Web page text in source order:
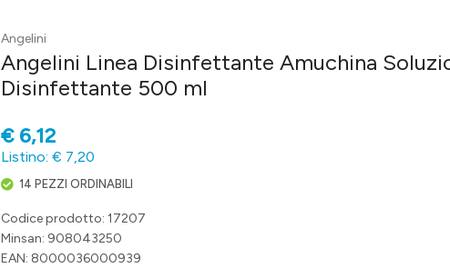
Angelini
Angelini Linea Disinfettante Amuchina
Disinfettante 500 ml
€ 6,12
Listino: € 7,20
14 PEZZI ORDINABILI
Codice prodotto: 17207
Minsan: 908043250
EAN: 8000036000939